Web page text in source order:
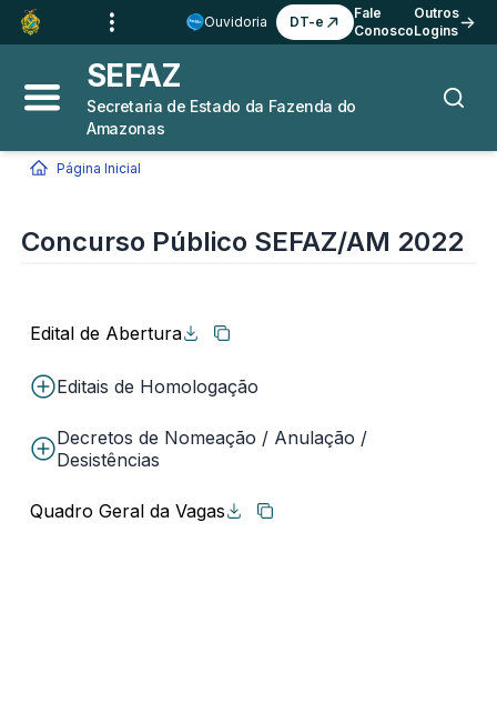
Ir para o
Conteúdo
Ir para a
Navegação 3
Ir para o
Rodapé 4
Ouvidoria DT-e
Fale
Conosco
Outros
Logins
Abrir menu principal
SEFAZ
Secretaria de Estado da Fazenda do
Amazonas
Você está aqui:
Página InicialConcurso Público SEFAZ/AM 2022
Concurso Público SEFAZ/AM 2022
Edital de Abertura Copiar link
Editais de Homologação
Decretos de Nomeação / Anulação /
Desistências
Quadro Geral da Vagas Copiar link